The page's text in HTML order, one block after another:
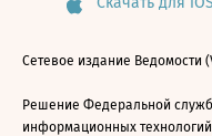
Сетевое издание Ведомости
Решение Федеральной
информационных